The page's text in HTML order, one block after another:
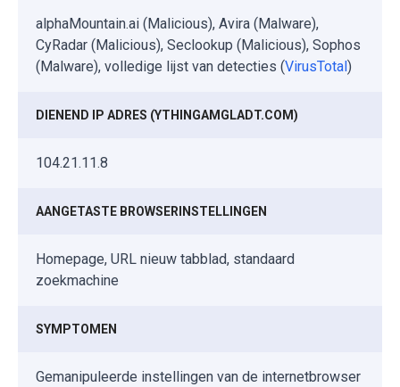
alphaMountain.ai (Malicious), Avira (Malware),
CyRadar (Malicious), Seclookup (Malicious), Sophos
(Malware), volledige lijst van detecties (VirusTotal )
DIENEND IP ADRES (YTHINGAMGLADT.COM)
104.21.11.8
AANGETASTE BROWSERINSTELLINGEN
Homepage, URL nieuw tabblad, standaard
zoekmachine
SYMPTOMEN
Gemanipuleerde instellingen van de internetbrowser